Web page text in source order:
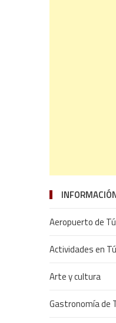
Aeropuerto de
Actividades en
Arte y cultura
Gastronomía de